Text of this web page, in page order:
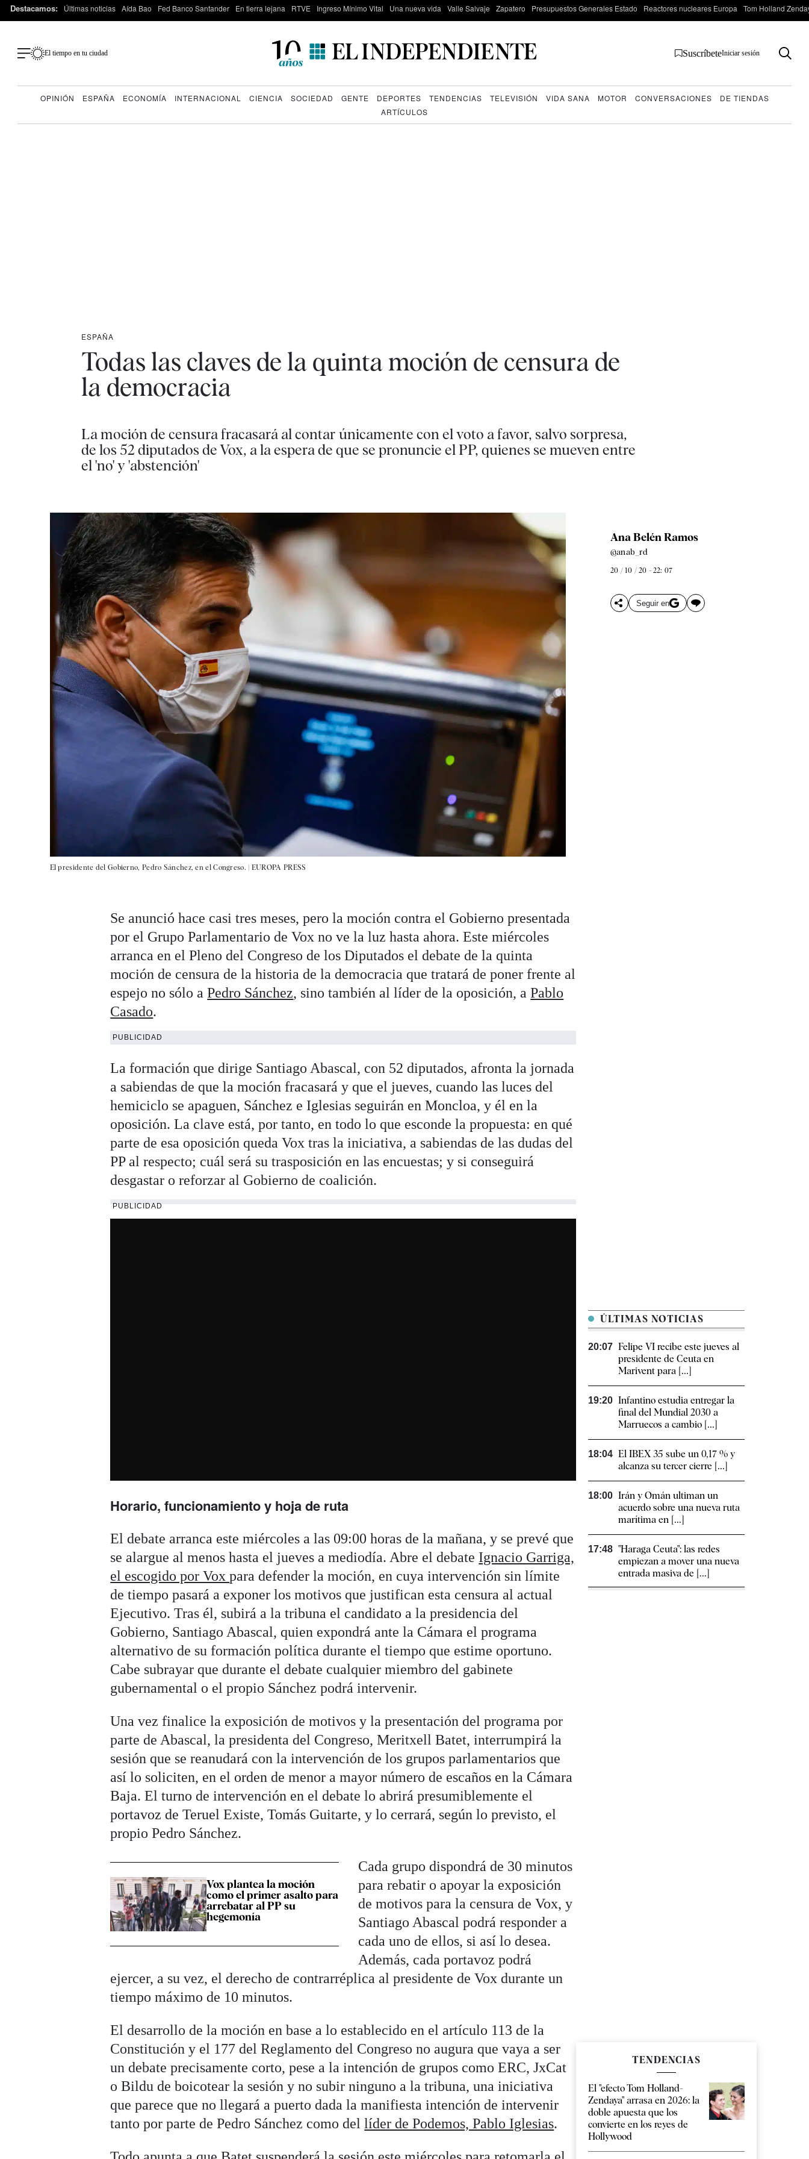
Destacamos: Últimas noticias Aída Bao Fed Banco Santander En tierra lejana RTVE Ingreso Mínimo Vital Una nueva vida Valle Salvaje Zapatero Presupuestos Generales Estado Reactores nucleares Europa Tom Holland
El tiempo en tu ciudad SuscríbeteIniciar sesión
OPINIÓN ESPAÑA ECONOMÍA INTERNACIONAL CIENCIA SOCIEDAD GENTE DEPORTES TENDENCIAS TELEVISIÓN VIDA SANA MOTOR CONVERSACIONES
DE TIENDAS
ARTÍCULOS
ESPAÑA
Todas las claves de la quinta moción de censura de
la democracia
La moción de censura fracasará al contar únicamente con el voto a favor, salvo sorpresa,
de los 52 diputados de Vox, a la espera de que se pronuncie el PP, quienes se mueven entre
el 'no' y 'abstención'
El presidente del Gobierno, Pedro Sánchez, en el Congreso. | EUROPA PRESS
Ana Belén Ramos
@anab_rd
20 / 10 / 20 - 22: 07
Seguir en
Se anunció hace casi tres meses, pero la moción contra el Gobierno presentada
por el Grupo Parlamentario de Vox no ve la luz hasta ahora. Este miércoles
arranca en el Pleno del Congreso de los Diputados el debate de la quinta
moción de censura de la historia de la democracia que tratará de poner frente al
espejo no sólo aPedro Sánchez, sino también al líder de la oposición, aPablo
Casado.
PUBLICIDAD
La formación que dirige Santiago Abascal, con 52 diputados, afronta la jornada
a sabiendas de que la moción fracasará y que el jueves, cuando las luces del
hemiciclo se apaguen, Sánchez e Iglesias seguirán en Moncloa, y él en la
oposición. La clave está, por tanto, en todo lo que esconde la propuesta: en qué
parte de esa oposición queda Vox tras la iniciativa, a sabiendas de las dudas del
PP al respecto; cuál será su trasposición en las encuestas; y si conseguirá
desgastar o reforzar al Gobierno de coalición.
PUBLICIDAD
Horario, funcionamiento y hoja de ruta
El debate arranca este miércoles a las 09:00 horas de la mañana, y se prevé que
se alargue al menos hasta el jueves a mediodía. Abre el debate Ignacio Garriga,
el escogido por Voxpara defender la moción, en cuya intervención sin límite
de tiempo pasará a exponer los motivos que justifican esta censura al actual
Ejecutivo. Tras él, subirá a la tribuna el candidato a la presidencia del
Gobierno, Santiago Abascal, quien expondrá ante la Cámara el programa
alternativo de su formación política durante el tiempo que estime oportuno.
Cabe subrayar que durante el debate cualquier miembro del gabinete
gubernamental o el propio Sánchez podrá intervenir.
Una vez finalice la exposición de motivos y la presentación del programa por
parte de Abascal, la presidenta del Congreso, Meritxell Batet, interrumpirá la
sesión que se reanudará con la intervención de los grupos parlamentarios que
así lo soliciten, en el orden de menor a mayor número de escaños en la Cámara
Baja. El turno de intervención en el debate lo abrirá presumiblemente el
portavoz de Teruel Existe, Tomás Guitarte, y lo cerrará, según lo previsto, el
propio Pedro Sánchez.
Vox plantea la moción
como el primer asalto para
arrebatar al PP su
hegemonía
Cada grupo dispondrá de 30 minutos
para rebatir o apoyar la exposición
de motivos para la censura de Vox, y
Santiago Abascal podrá responder a
cada uno de ellos, si así lo desea.
Además, cada portavoz podrá
ejercer, a su vez, el derecho de contrarréplica al presidente de Vox durante un
tiempo máximo de 10 minutos.
El desarrollo de la moción en base a lo establecido en el artículo 113 de la
Constitución y el 177 del Reglamento del Congreso no augura que vaya a ser
un debate precisamente corto, pese a la intención de grupos como ERC, JxCat
o Bildu de boicotear la sesión y no subir ninguno a la tribuna, una iniciativa
que parece que no llegará a puerto dada la manifiesta intención de intervenir
tanto por parte de Pedro Sánchez como dellíder de Podemos, Pablo Iglesias.
ÚLTIMAS NOTICIAS
20:07 Felipe VI recibe este jueves al
presidente de Ceuta en
Marivent para [...]
19:20 Infantino estudia entregar la
final del Mundial 2030 a
Marruecos a cambio [...]
18:04 El IBEX 35 sube un 0,17 % y
alcanza su tercer cierre [...]
18:00 Irán y Omán ultiman un
acuerdo sobre una nueva ruta
marítima en [...]
17:48 "Haraga Ceuta": las redes
empiezan a mover una nueva
entrada masiva de [...]
TENDENCIAS
El "efecto Tom Holland-
Zendaya" arrasa en 2026: la
doble apuesta que los
convierte en los reyes de
Hollywood